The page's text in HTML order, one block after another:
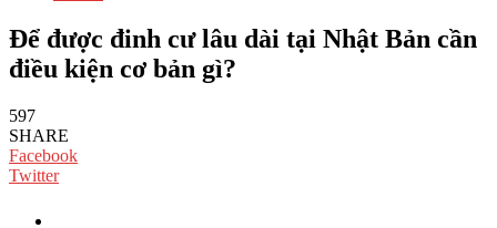
Để được đinh cư lâu dài tại Nhật Bản cần
điều kiện cơ bản gì?
597
SHARE
Facebook
Twitter